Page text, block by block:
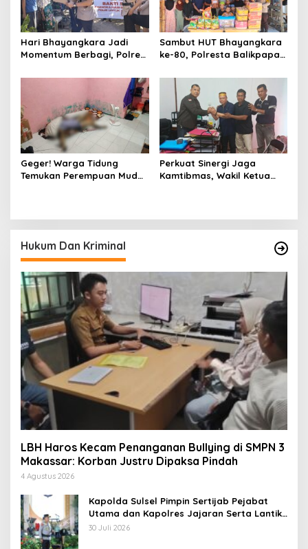
Hari Bhayangkara Jadi
Momentum Berbagi, Polres
Membutuhkan
Sambut HUT Bhayangkara
ke-80, Polresta Balikpapan
Asuhan Jabal Rahmah
Geger! Warga Tidung
Temukan Perempuan Muda
Perkuat Sinergi Jaga
Kamtibmas, Wakil Ketua
Hukum Dan Kriminal
LBH Haros Kecam Penanganan Bullying di SMPN 3
Makassar: Korban Justru Dipaksa Pindah
4 Agustus 2026
Kapolda Sulsel Pimpin Sertijab Pejabat
Utama dan Kapolres Jajaran Serta Lantik
Karolog dan Kapolresta Gowa
30 Juli 2026